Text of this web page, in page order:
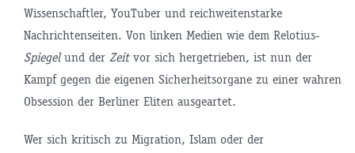
Wissenschaftler, YouTuber und reichweitenstarke
Nachrichtenseiten. Von linken Medien wie dem Relotius-
Spiegelund der Zeitvor sich hergetrieben, ist nun der
Kampf gegen die eigenen Sicherheitsorgane zu einer wahren
Obsession der Berliner Eliten ausgeartet.
Wer sich kritisch zu Migration, Islam oder der